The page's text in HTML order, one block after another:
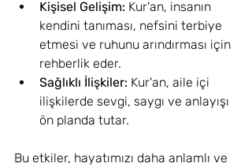
Kişisel Gelişim: Kur'an, insanın
kendini tanıması, nefsini terbiye
etmesi ve ruhunu arındırması için
rehberlik eder.
Sağlıklı İlişkiler: Kur'an, aile içi
ilişkilerde sevgi, saygı ve anlayışı
ön planda tutar.
Bu etkiler, hayatımızı daha anlamlı ve